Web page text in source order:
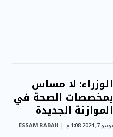
الوزراء: لا مساس
بمخصصات الصحة في
الموازنة الجديدة
يونيو 7, 2024 1:08 م ESSAM RABAH